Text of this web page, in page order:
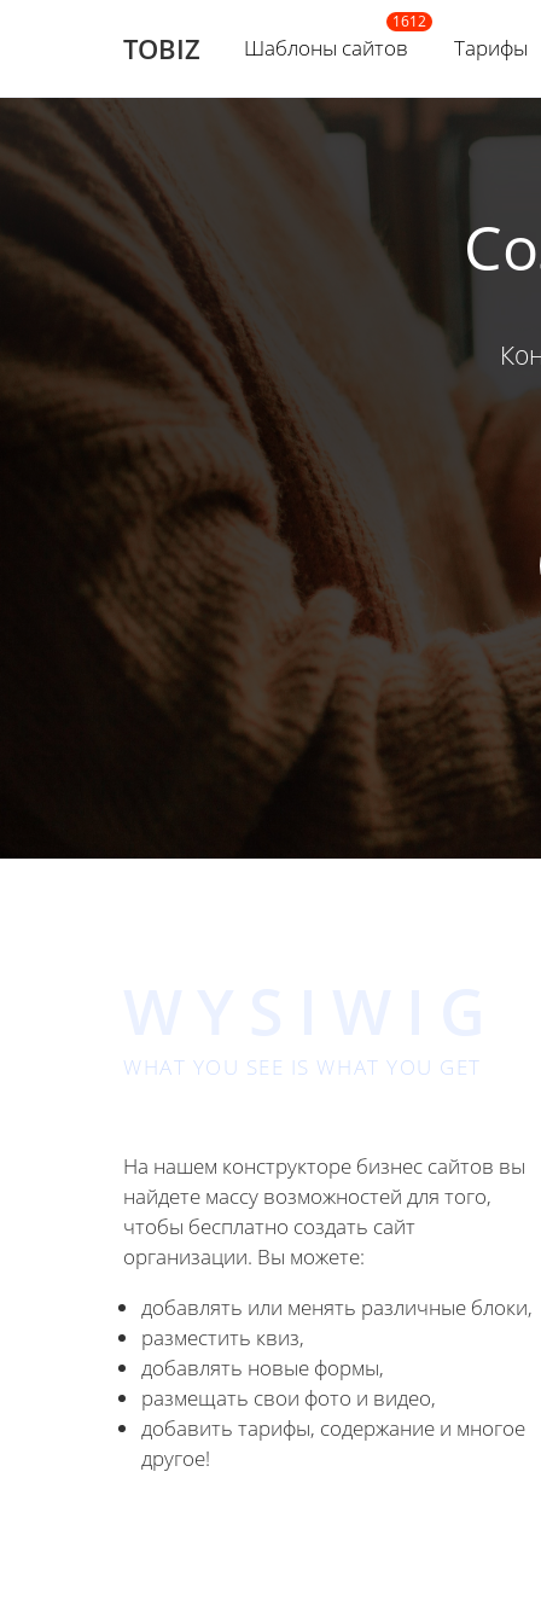
TOBIZ Шаблоны сайтов Тарифы
WHAT YOU SEE IS WHAT YOU GET
На нашем конструкторе бизнес сайтов вы
найдете массу возможностей для того,
чтобы бесплатно создать сайт
организации. Вы можете:
добавлять или менять различные блоки,
разместить квиз,
добавлять новые формы,
размещать свои фото и видео,
добавить тарифы, содержание и многое
другое!